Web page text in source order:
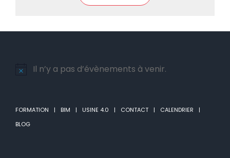
Notice
Il n’y a pas d’évènements à venir.
FORMATION BIM USINE 4.0 CONTACT
CALENDRIER
BLOG